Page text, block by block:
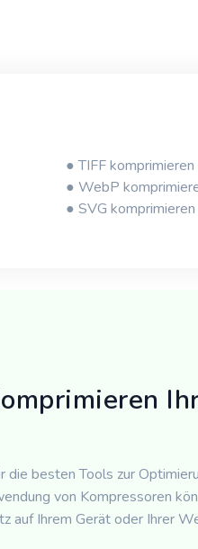
● TIFF komprimieren
● WebP
● SVG komprimieren
besten Tools zur
von Kompressoren
auf Ihrem Gerät oder Ihrer